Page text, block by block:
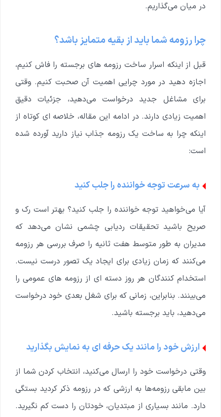
در میان می‌گذاریم.
چرا رزومه شما باید از بقیه متمایز باشد؟
قبل از اینکه اسرار ساخت رزومه های برجسته را فاش کنیم،
اجازه دهید در مورد چرایی اهمیت آن صحبت کنیم. وقتی
برای مشاغل جدید درخواست می‌دهید، جزئیات دقیق
اهمیت زیادی دارند. در ادامه این مقاله، خلاصه ای کوتاه از
اینکه چرا به ساخت یک رزومه جذاب نیاز دارید آورده شده
است:
به سرعت توجه خواننده را جلب کنید
آیا می‌خواهید توجه خواننده را جلب کنید؟ بهتر است رک و
صریح باشید تحقیقات ردیابی چشمی نشان می‌دهد که
مدیران به طور متوسط ​​هفت ثانیه را صرف بررسی هر رزومه
می‌کنند که زمان زیادی برای ایجاد یک تصور درست نیست.
استخدام کنندگان هر روز دسته ای از رزومه های عمومی را
می‌بینند. بنابراین، زمانی که برای شغل بعدی خود درخواست
می‌دهید، باید برجسته باشید.
ارزش خود را مانند یک حرفه ای به نمایش بگذارید
وقتی درخواست خود را ارسال می‌کنید، انتخاب کردن شما از
بین مابقی رزومه‌ها به ارزشی که در رزومه ذکر کردید بستگی
دارد. مانند بسیاری از مبتدیان، خودتان را دست کم نگیرید.